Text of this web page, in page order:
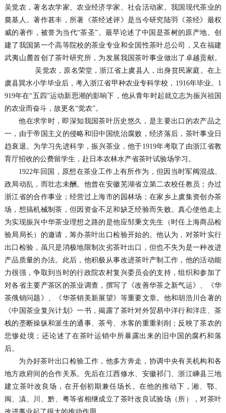
吴觉农，著名农学家、农业经济学家、社会活动家。我国现代茶业的
奠基人。著作甚丰，所著《茶经述评》是当今研究陆羽《茶经》最权
威的著作，被誉为当代“茶圣”。最早论述了中国是茶树的原产地。创
建了我国第一个高等院校的茶业专业和全国性茶叶总公司，又在福建
武夷山麓首创了茶叶研究所，为发展我国茶叶事业做出了卓越贡献。
吴觉农，原名荣堂，浙江省上虞县人，出身贫民家庭。在上
虞县巽水小学毕业后，考入浙江省甲种农业专科学校，1916年毕业。1
919年在“五四”运动新思潮的影响下，他从青年时起就立志为振兴祖国
的农业而奋斗，故更名“觉农”。
他在求学时，即深知我国茶叶历史悠久，是主要出口的农产品之
一，由于帝国主义的侵略和旧中国统治腐败，经济落后，茶叶事业日
趋衰退。为学习先进科学，振兴茶业，他于1919年考取了由浙江省教
育厅招收的公费留学生，赴日本农林水产省茶叶试验场学习。
1922年回国，原想在茶业工作上有所作为，但因当时军阀混战、
政局动乱，而壮志未酬。他曾在安徽芜湖省立第二农校任教员；办过
浙江省的合作事业；经营过上海市的园林场；在家乡上虞集资创办茶
场，想搞机械制茶，但因资金不足和缺乏经验而失败。真心使他走上
为实现振兴中华茶业理想之路的是他应邹秉文先生（时任上海商品检
验局局长）的邀请，筹办茶叶出口检验开始的。他认为，对茶叶实行
出口检验，虽只是消极地限制次劣茶叶出口，但也不失为是一种改进
产品质量的办法。此后，他积极从事改进茶叶产制工作，他的活动能
力很强，争取到当时的行政院农村复兴委员会的支持，组织和参加了
对各省主要产茶区的茶业调查，撰写了《改善华茶之新气运》、《华
茶俄销问题》、《华茶销美新展望》等重要文章。他和胡浩川合著的
《中国茶业复兴计划》一书，揭露了茶叶对外贸易中洋行和洋庄、茶
栈的垄断操纵和派生的通事、茶号、水客的重重剥削；反映了茶农的
悲惨处境；还论述了在茶叶运销中所暴露出来的旧中国的腐朽和落
后。
为办好茶叶出口检验工作，他多方奔走，协调中央有关机构和各
地方政府间的合作关系。先后在江西修水、安徽祁门、浙江嵊县三地
建立茶叶改良场，在开创初期兼任场长。在他的推动下，湘、鄂、
闽、滇、川、黔、粤等省相继成立了茶叶改良试验场（所），对茶叶